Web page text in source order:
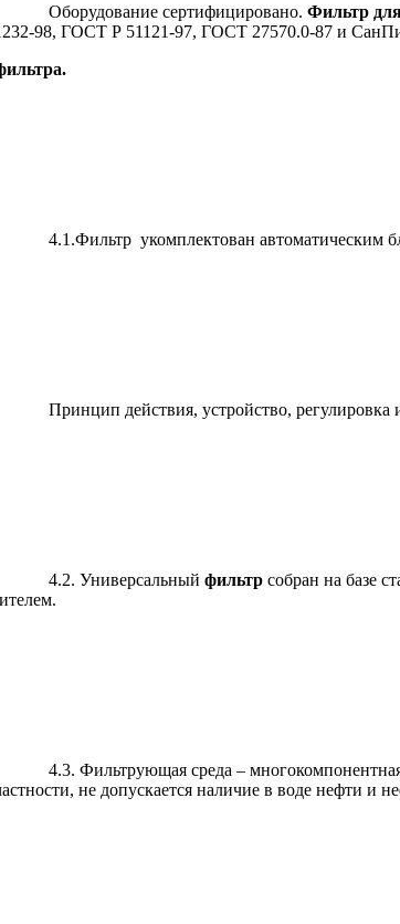
Оборудование сертифицировано. Фильтр
98, ГОСТ Р 51121-97, ГОСТ 27570.0-87 и
4.1.Фильтр укомплектован автоматическим
Принцип действия, устройство,
4.2. Универсальный фильтр собран на базе
4.3. Фильтрующая среда –
не допускается наличие в воде нефти и